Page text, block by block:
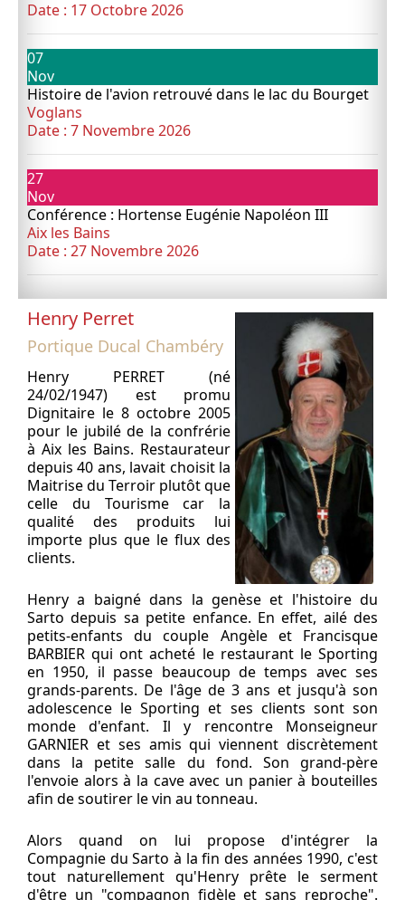
Date : 17 Octobre 2026
07
Nov
Histoire de l'avion retrouvé dans le lac du Bourget
Voglans
Date : 7 Novembre 2026
27
Nov
Conférence : Hortense Eugénie Napoléon III
Aix les Bains
Date : 27 Novembre 2026
Henry Perret
Portique Ducal Chambéry
Henry PERRET (né
24/02/1947) est promu
Dignitaire le 8 octobre 2005
pour le jubilé de la confrérie
à Aix les Bains. Restaurateur
depuis 40 ans, lavait choisit la
Maitrise du Terroir plutôt que
celle du Tourisme car la
qualité des produits lui
importe plus que le flux des
clients.
Henry a baigné dans la genèse et l'histoire du
Sarto depuis sa petite enfance. En effet, ailé des
petits-enfants du couple Angèle et Francisque
BARBIER qui ont acheté le restaurant le Sporting
en 1950, il passe beaucoup de temps avec ses
grands-parents. De l'âge de 3 ans et jusqu'à son
adolescence le Sporting et ses clients sont son
monde d'enfant. Il y rencontre Monseigneur
GARNIER et ses amis qui viennent discrètement
dans la petite salle du fond. Son grand-père
l'envoie alors à la cave avec un panier à bouteilles
afin de soutirer le vin au tonneau.
Alors quand on lui propose d'intégrer la
Compagnie du Sarto à la fin des années 1990, c'est
tout naturellement qu'Henry prête le serment
d'être un "compagnon fidèle et sans reproche".